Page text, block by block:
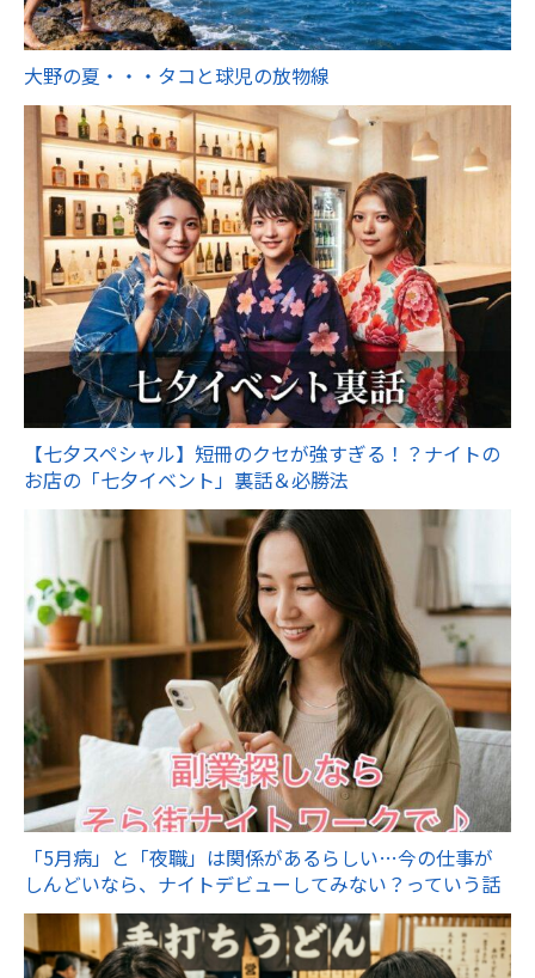
大野の夏・・・タコと球児の放物線
【七夕スペシャル】短冊のクセが強すぎる！？ナイトの
お店の「七夕イベント」裏話＆必勝法
「5月病」と「夜職」は関係があるらしい…今の仕事が
しんどいなら、ナイトデビューしてみない？っていう話